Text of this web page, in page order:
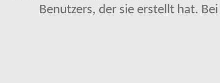
Benutzers, der sie erstellt hat.